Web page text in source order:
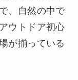
、自然の中で
ウトドア初心
が揃っている